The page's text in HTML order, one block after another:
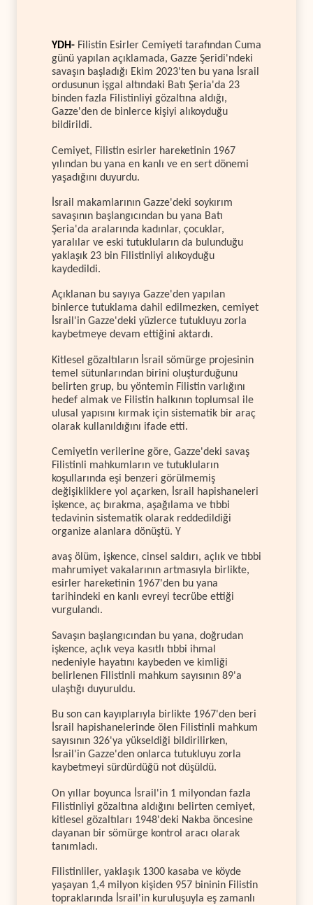
YDH- Filistin Esirler Cemiyeti tarafından Cuma
günü yapılan açıklamada, Gazze Şeridi'ndeki
savaşın başladığı Ekim 2023'ten bu yana İsrail
ordusunun işgal altındaki Batı Şeria'da 23
binden fazla Filistinliyi gözaltına aldığı,
Gazze'den de binlerce kişiyi alıkoyduğu
bildirildi.
Cemiyet, Filistin esirler hareketinin 1967
yılından bu yana en kanlı ve en sert dönemi
yaşadığını duyurdu.
İsrail makamlarının Gazze'deki soykırım
savaşının başlangıcından bu yana Batı
Şeria'da aralarında kadınlar, çocuklar,
yaralılar ve eski tutukluların da bulunduğu
yaklaşık 23 bin Filistinliyi alıkoyduğu
kaydedildi.
Açıklanan bu sayıya Gazze'den yapılan
binlerce tutuklama dahil edilmezken, cemiyet
İsrail'in Gazze'deki yüzlerce tutukluyu zorla
kaybetmeye devam ettiğini aktardı.
Kitlesel gözaltıların İsrail sömürge projesinin
temel sütunlarından birini oluşturduğunu
belirten grup, bu yöntemin Filistin varlığını
hedef almak ve Filistin halkının toplumsal ile
ulusal yapısını kırmak için sistematik bir araç
olarak kullanıldığını ifade etti.
Cemiyetin verilerine göre, Gazze'deki savaş
Filistinli mahkumların ve tutukluların
koşullarında eşi benzeri görülmemiş
değişikliklere yol açarken, İsrail hapishaneleri
işkence, aç bırakma, aşağılama ve tıbbi
tedavinin sistematik olarak reddedildiği
organize alanlara dönüştü. Y
avaş ölüm, işkence, cinsel saldırı, açlık ve tıbbi
mahrumiyet vakalarının artmasıyla birlikte,
esirler hareketinin 1967'den bu yana
tarihindeki en kanlı evreyi tecrübe ettiği
vurgulandı.
Savaşın başlangıcından bu yana, doğrudan
işkence, açlık veya kasıtlı tıbbi ihmal
nedeniyle hayatını kaybeden ve kimliği
belirlenen Filistinli mahkum sayısının 89'a
ulaştığı duyuruldu.
Bu son can kayıplarıyla birlikte 1967'den beri
İsrail hapishanelerinde ölen Filistinli mahkum
sayısının 326'ya yükseldiği bildirilirken,
İsrail'in Gazze'den onlarca tutukluyu zorla
kaybetmeyi sürdürdüğü not düşüldü.
On yıllar boyunca İsrail'in 1 milyondan fazla
Filistinliyi gözaltına aldığını belirten cemiyet,
kitlesel gözaltıları 1948'deki Nakba öncesine
dayanan bir sömürge kontrol aracı olarak
tanımladı.
Filistinliler, yaklaşık 1300 kasaba ve köyde
yaşayan 1,4 milyon kişiden 957 bininin Filistin
topraklarında İsrail'in kuruluşuyla eş zamanlı